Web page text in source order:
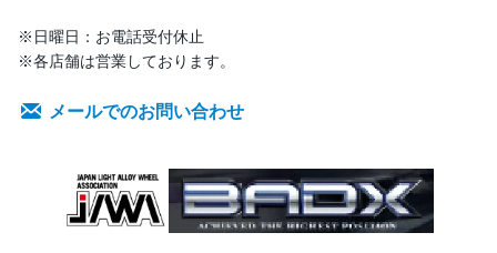
※日曜日：お電話受付休止
※各店舗は営業しております。
メールでのお問い合わせ